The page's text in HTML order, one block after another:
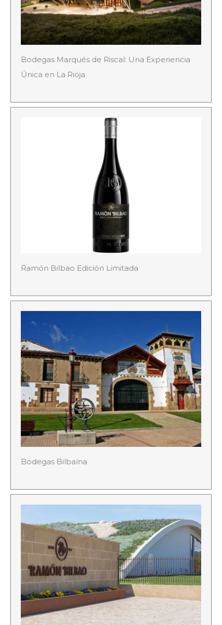
Bodegas Marqués de Riscal: Una Experiencia
Única en La Rioja
Ramón Bilbao Edición Limitada
Bodegas Bilbaína